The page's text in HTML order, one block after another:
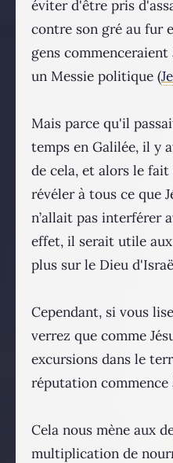
éviter d'être pris
contre son gré au fur
gens
un Messie politique (
Mais parce qu'il
temps en Galilée, il y
de cela, et alors le fait
révéler à tous ce que
n’allait pas interférer
effet, il serait utile aux
plus sur le Dieu
Cependant, si vous
verrez que comme
excursions dans le
réputation commence
Cela nous mène aux
multiplication de